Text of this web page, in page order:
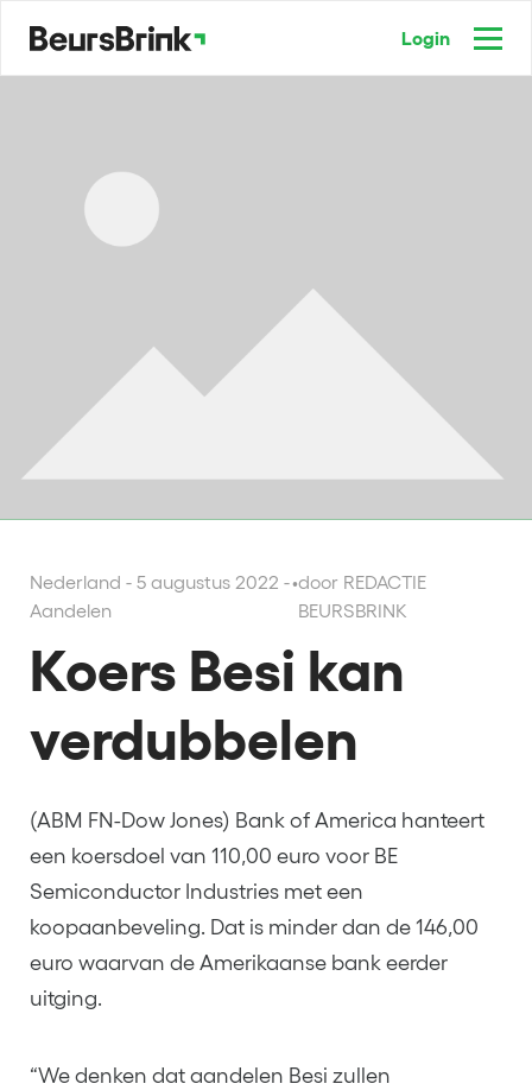
Login
Nederland - 5 augustus 2022 -
Aandelen
•door REDACTIE
BEURSBRINK
Koers Besi kan
verdubbelen
(ABM FN-Dow Jones) Bank of America hanteert
een koersdoel van 110,00 euro voor BE
Semiconductor Industries met een
koopaanbeveling. Dat is minder dan de 146,00
euro waarvan de Amerikaanse bank eerder
uitging.
“We denken dat aandelen Besi zullen